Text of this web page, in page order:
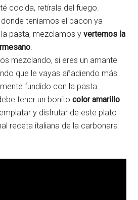
cocida, retírala del fuego.
teníamos el bacon ya
pasta, mezclamos yvertemos la
mezclando, si eres un amante
que le vayas añadiendo más
fundido con la pasta.
tener un bonitocolor amarillo
y disfrutar de este plato
receta italiana de la carbonara